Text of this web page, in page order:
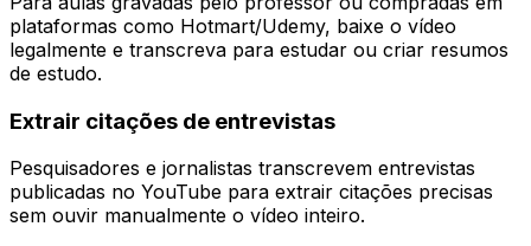
plataformas como Hotmart/Udemy, baixe o vídeo
legalmente e transcreva para estudar ou criar resumos
de estudo.
Extrair citações de entrevistas
Pesquisadores e jornalistas transcrevem entrevistas
publicadas no YouTube para extrair citações precisas
sem ouvir manualmente o vídeo inteiro.